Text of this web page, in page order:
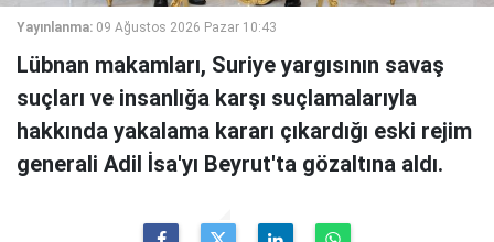
Yayınlanma: 09 Ağustos 2026 Pazar 10:43
Lübnan makamları, Suriye yargısının savaş
suçları ve insanlığa karşı suçlamalarıyla
hakkında yakalama kararı çıkardığı eski rejim
generali Adil İsa'yı Beyrut'ta gözaltına aldı.